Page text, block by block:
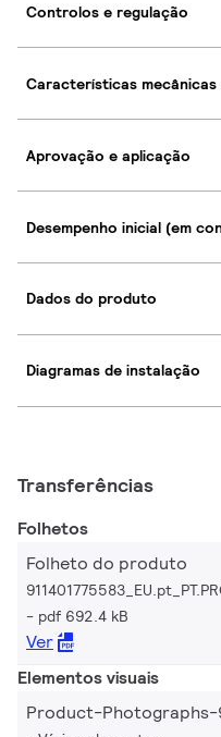
Controlos e regulação
Características
Aprovação e aplicação
Desempenho inicial (em
Dados do produto
Diagramas de instalação
Transferências
Folhetos
Folheto do produto
pdf 692.4 kB
Ver
Elementos visuais
Product-Photographs-